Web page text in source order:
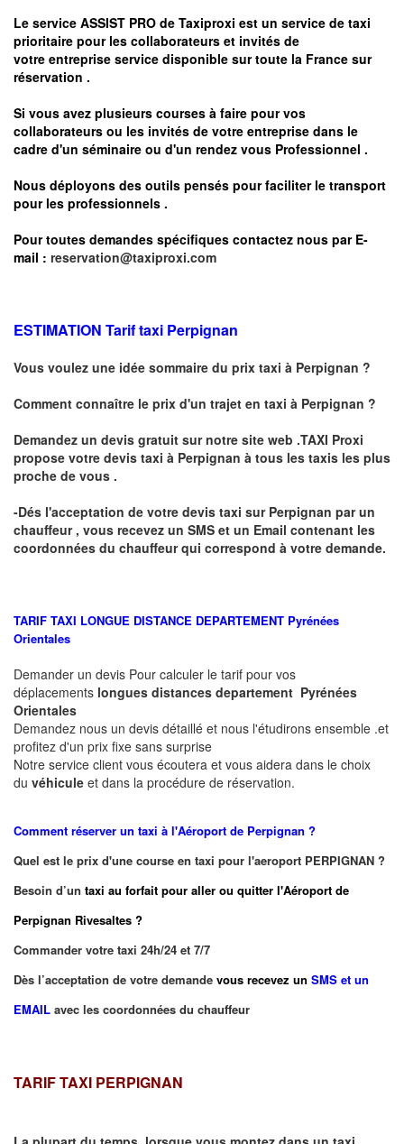
Le service ASSIST PRO de Taxiproxi est un service de taxi
prioritaire pour les collaborateurs et invités de
votre entreprise service disponible sur toute la France sur
réservation .
Si vous avez plusieurs courses à faire pour vos
collaborateurs ou les invités de votre entreprise dans le
cadre d'un séminaire ou d'un rendez vous Professionnel .
Nous déployons des outils pensés pour faciliter le transport
pour les professionnels .
Pour toutes demandes spécifiques contactez nous par E-
mail : reservation@taxiproxi.com
ESTIMATION Tarif taxi Perpignan
Vous voulez une idée sommaire du prix taxi à Perpignan ?
Comment connaître le prix d'un trajet en taxi à Perpignan ?
Demandez un devis gratuit sur notre site web .TAXI Proxi
propose votre devis taxi à Perpignan à tous les taxis les plus
proche de vous .
-Dés l'acceptation de votre devis taxi sur Perpignan par un
chauffeur , vous recevez un SMS et un Email contenant les
coordonnées du chauffeur qui correspond à votre demande.
TARIF TAXI LONGUE DISTANCE DEPARTEMENT Pyrénées
Orientales
Demander un devis Pour calculer le tarif pour vos
déplacements longues distances departement Pyrénées
Orientales
Demandez nous un devis détaillé et nous l'étudirons ensemble .et
profitez d'un prix fixe sans surprise
Notre service client vous écoutera et vous aidera dans le choix
du véhicule et dans la procédure de réservation.
Comment réserver un taxi à l'Aéroport de Perpignan ?
Quel est le prix d'une course en taxi pour l'aeroport PERPIGNAN ?
Besoin d’un taxi au forfait pour aller ou quitter l'Aéroport de
Perpignan Rivesaltes ?
Commander votre taxi 24h/24 et 7/7
Dès l’acceptation de votre demande vous recevez un SMS et un
EMAIL avec les coordonnées du chauffeur
TARIF TAXI PERPIGNAN